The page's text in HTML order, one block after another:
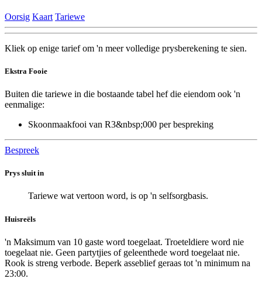
Oorsig Kaart Tariewe
Kliek op enige tarief om 'n meer volledige prysberekening te sien.
Ekstra Fooie
Buiten die tariewe in die bostaande tabel hef die eiendom ook 'n
eenmalige:
Skoonmaakfooi van R3&nbsp;000 per bespreking
Bespreek
Prys sluit in
Tariewe wat vertoon word, is op 'n selfsorgbasis.
Huisreëls
'n Maksimum van 10 gaste word toegelaat. Troeteldiere word nie
toegelaat nie. Geen partytjies of geleenthede word toegelaat nie.
Rook is streng verbode. Beperk asseblief geraas tot 'n minimum na
23:00.